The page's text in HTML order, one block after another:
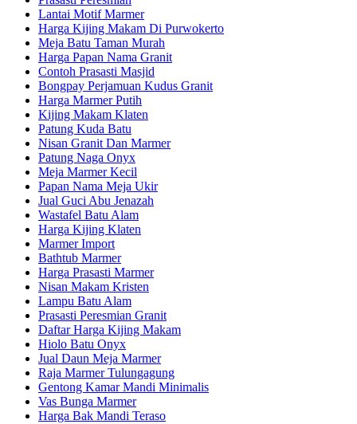
Lantai Motif Marmer
Harga Kijing Makam Di Purwokerto
Meja Batu Taman Murah
Harga Papan Nama Granit
Contoh Prasasti Masjid
Bongpay Perjamuan Kudus Granit
Harga Marmer Putih
Kijing Makam Klaten
Patung Kuda Batu
Nisan Granit Dan Marmer
Patung Naga Onyx
Meja Marmer Kecil
Papan Nama Meja Ukir
Jual Guci Abu Jenazah
Wastafel Batu Alam
Harga Kijing Klaten
Marmer Import
Bathtub Marmer
Harga Prasasti Marmer
Nisan Makam Kristen
Lampu Batu Alam
Prasasti Peresmian Granit
Daftar Harga Kijing Makam
Hiolo Batu Onyx
Jual Daun Meja Marmer
Raja Marmer Tulungagung
Gentong Kamar Mandi Minimalis
Vas Bunga Marmer
Harga Bak Mandi Teraso